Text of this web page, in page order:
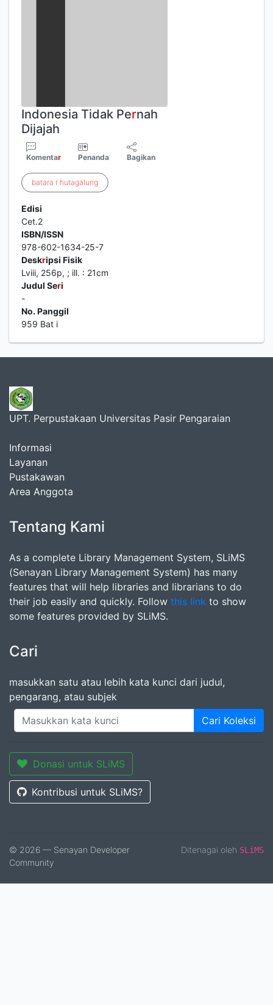
Indonesia Tidak Pernah
Dijajah
Komentar Penanda Bagikan
batara r hutagalung
Edisi
Cet.2
ISBN/ISSN
978-602-1634-25-7
Deskripsi Fisik
Lviii, 256p, ; ill. : 21cm
Judul Seri
-
No. Panggil
959 Bat i
UPT. Perpustakaan Universitas Pasir Pengaraian
Informasi
Layanan
Pustakawan
Area Anggota
Tentang Kami
As a complete Library Management System, SLiMS
(Senayan Library Management System) has many
features that will help libraries and librarians to do
their job easily and quickly. Follow this link to show
some features provided by SLiMS.
Cari
masukkan satu atau lebih kata kunci dari judul,
pengarang, atau subjek
Cari Koleksi
Donasi untuk SLiMS
Kontribusi untuk SLiMS?
© 2026 — Senayan Developer
Community
Ditenagai oleh SLiMS